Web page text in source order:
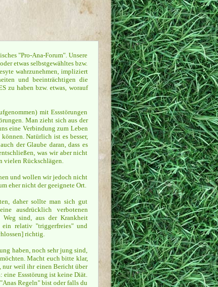
"Pro-Ana-Forum". Unsere
etwas selbstgewähltes bzw.
wahrzunehmen, impliziert
und beeinträchtigen die
zu haben bzw. etwas, worauf
mit Essstörungen
Man zieht sich aus der
eine Verbindung zum Leben
Natürlich ist es besser,
der Glaube daran, dass es
was wir aber nicht
vielen Rückschlägen.
und wollen wir jedoch nicht
eher nicht der geeignete Ort.
daher sollte man sich gut
ausdrücklich verbotenen
Weg sind, aus der Krankheit
ein relativ "triggerfreies" und
richtig.
haben, noch sehr jung sind,
Macht euch bitte klar,
nur weil ihr einen Bericht über
eine Essstörung ist keine Diät.
Regeln" bist oder falls du